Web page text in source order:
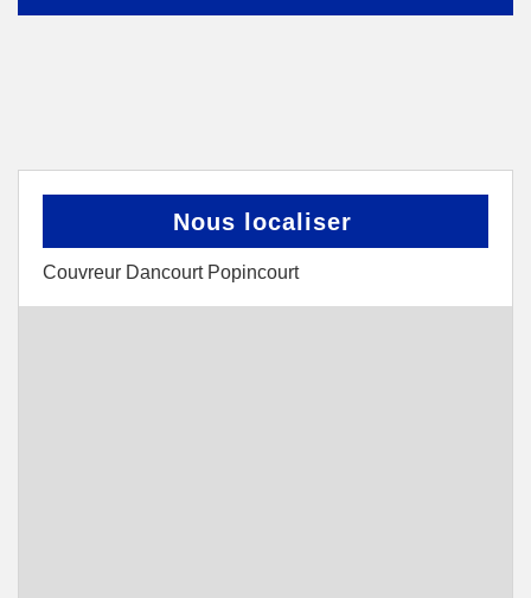
Nous localiser
Couvreur Dancourt Popincourt